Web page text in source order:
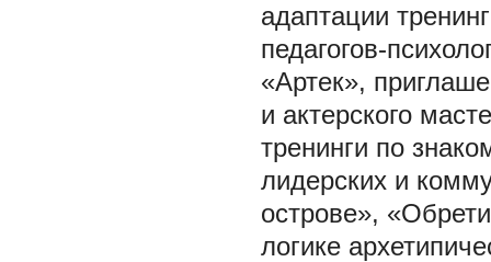
адаптации
педагогов-
«Артек»,
и актерского
тренинги по
лидерских и
острове»,
логике